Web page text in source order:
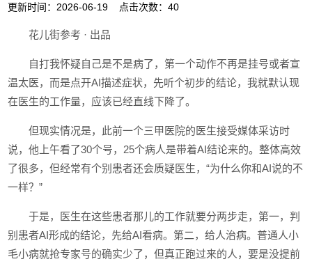
更新时间：2026-06-19 点击次数：40
花儿街参考 · 出品
自打我怀疑自己是不是病了，第一个动作不再是挂号或者宣
温太医，而是点开AI描述症状，先听个初步的结论，我就默认现
在医生的工作量，应该已经直线下降了。
但现实情况是，此前一个三甲医院的医生接受媒体采访时
说，他上午看了30个号，25个病人是带着AI结论来的。整体高效
了很多，但经常有个别患者还会质疑医生，“为什么你和AI说的不
一样？”
于是，医生在这些患者那儿的工作就要分两步走，第一，判
别患者AI形成的结论，先给AI看病。第二，给人治病。普通人小
毛小病就抢专家号的确实少了，但真正跑过来的人，要是没提前